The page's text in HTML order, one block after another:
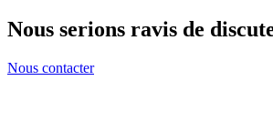
Nous serions ravis de
Nous contacter